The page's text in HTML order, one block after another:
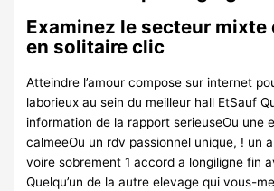
Examinez le secteur mixte
en solitaire clic
Atteindre l’amour compose sur internet
laborieux au sein du meilleur hall EtSauf
information de la rapport serieuseOu une
calmeeOu un rdv passionnel unique, ! un
voire sobrement 1 accord a longiligne fin
Quelqu’un de la autre elevage qui vous-